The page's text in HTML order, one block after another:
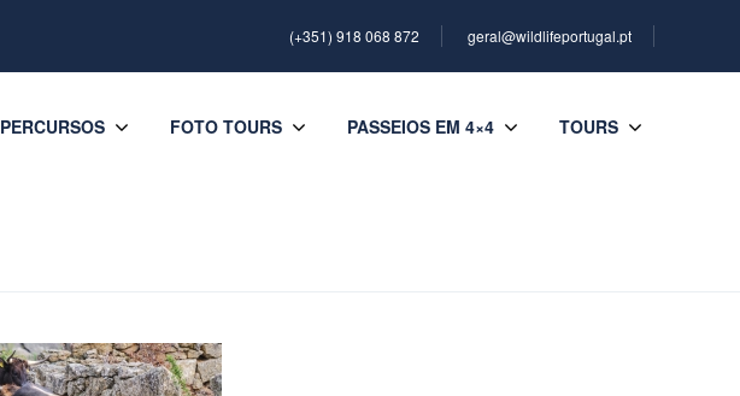
(+351) 918 068 872 geral@wildlifeportugal.pt
PERCURSOS FOTO TOURS PASSEIOS EM 4×4 TOURS